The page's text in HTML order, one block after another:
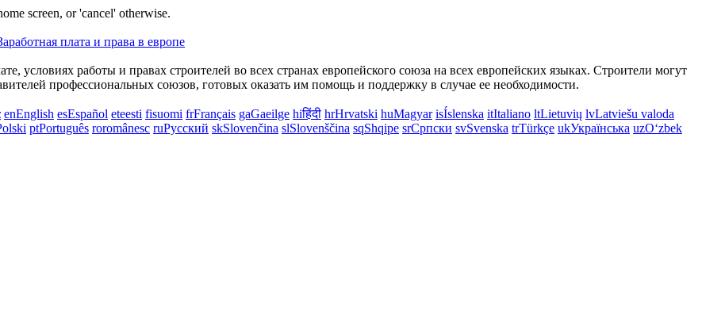
screen, or 'cancel' otherwise.
условиях работы и правах строителей во всех странах европейского союза на всех европейских языках. Строители могут
профессиональных союзов, готовых оказать им помощь и поддержку в случае ее необходимости.
enEnglish esEspañol eteesti fisuomi frFrançais gaGaeilge hiहिंदी hrHrvatski huMagyar isÍslenska itItaliano ltLietuvių lvLatviešu valoda
ptPortuguês roromânesc ruРусский skSlovenčina slSlovenščina sqShqipe srСрпски svSvenska trTürkçe ukУкраїнська uzOʻzbek